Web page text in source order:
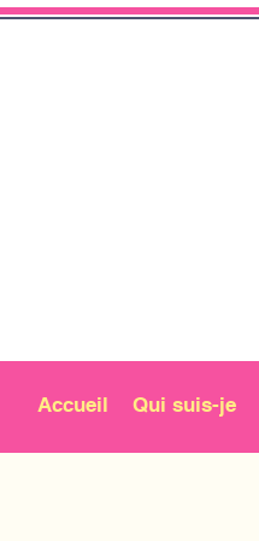
Accueil Qui suis-je